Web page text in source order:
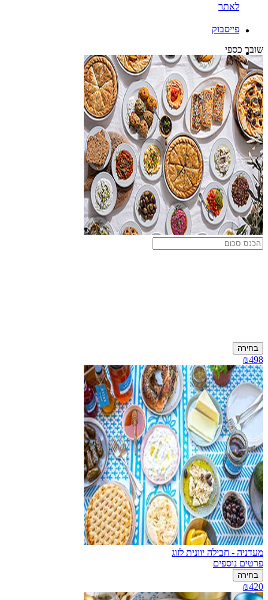
לאתר
פייסבוק
שובר כספי
בחירה
₪498
מעדניה - חבילה יוונית לזוג
פרטים נוספים
בחירה
₪420